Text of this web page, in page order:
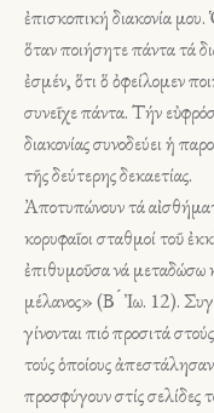
ἐπισκοπική διακονία
ὅταν ποιήσητε πάντα τά
ἐσμέν, ὅτι ὅ ὀφείλομεν
συνεῖχε πάντα. Τήν
διακονίας συνοδεύει ἡ
τῆς δεύτερης δεκαετίας.
Ἀποτυπώνουν τά
κορυφαῖοι σταθμοί τοῦ
ἐπιθυμοῦσα νά μεταδώσω
μέλανος» (Β ́ Ἰω. 12).
γίνονται πιό προσιτά
τούς ὁποίους
προσφύγουν στίς σελίδες